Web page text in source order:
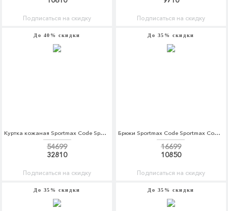
Подписаться на скидку Подписаться на скидку
До 40% скидки
Куртка кожаная Sportmax Code Sportmax Code SP027EWADRZ4
54699
32810
Подписаться на скидку
До 35% скидки
Брюки Sportmax Code Sportmax Code SP027EWORC83
16699
10850
Подписаться на скидку
До 35% скидки До 35% скидки